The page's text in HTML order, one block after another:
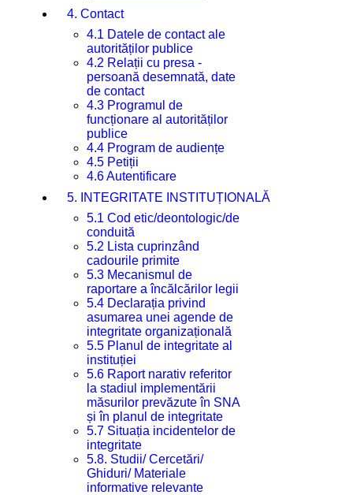
4. Contact
4.1 Datele de contact ale
autorităților publice
4.2 Relații cu presa -
persoană desemnată, date
de contact
4.3 Programul de
funcționare al autorităților
publice
4.4 Program de audiențe
4.5 Petiții
4.6 Autentificare
5. INTEGRITATE INSTITUȚIONALĂ
5.1 Cod etic/deontologic/de
conduită
5.2 Lista cuprinzând
cadourile primite
5.3 Mecanismul de
raportare a încălcărilor legii
5.4 Declarația privind
asumarea unei agende de
integritate organizațională
5.5 Planul de integritate al
instituției
5.6 Raport narativ referitor
la stadiul implementării
măsurilor prevăzute în SNA
și în planul de integritate
5.7 Situația incidentelor de
integritate
5.8. Studii/ Cercetări/
Ghiduri/ Materiale
informative relevante